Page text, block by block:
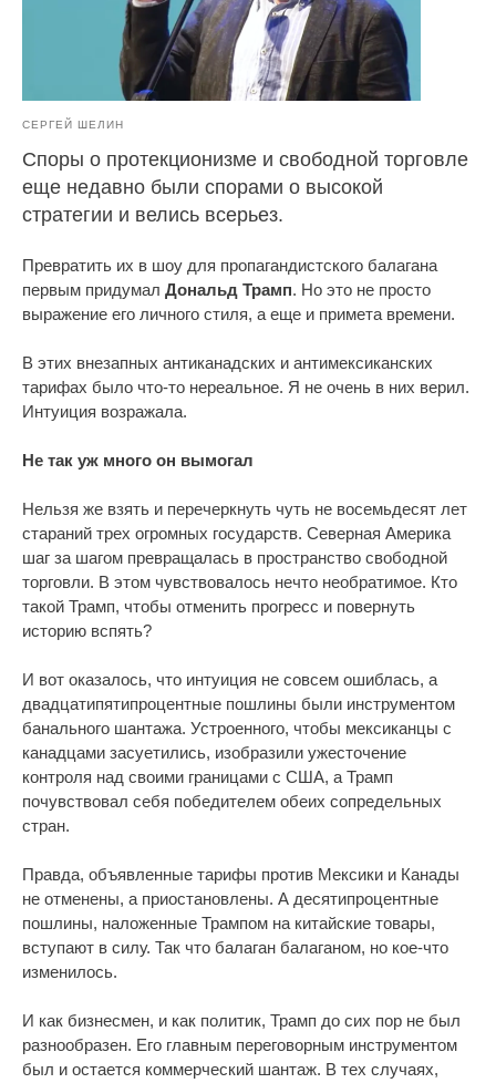
СЕРГЕЙ ШЕЛИН
Споры о протекционизме и свободной торговле
еще недавно были спорами о высокой
стратегии и велись всерьез.
Превратить их в шоу для пропагандистского балагана
первым придумал Дональд Трамп. Но это не просто
выражение его личного стиля, а еще и примета времени.
В этих внезапных антиканадских и антимексиканских
тарифах было что-то нереальное. Я не очень в них верил.
Интуиция возражала.
Не так уж много он вымогал
Нельзя же взять и перечеркнуть чуть не восемьдесят лет
стараний трех огромных государств. Северная Америка
шаг за шагом превращалась в пространство свободной
торговли. В этом чувствовалось нечто необратимое. Кто
такой Трамп, чтобы отменить прогресс и повернуть
историю вспять?
И вот оказалось, что интуиция не совсем ошиблась, а
двадцатипятипроцентные пошлины были инструментом
банального шантажа. Устроенного, чтобы мексиканцы с
канадцами засуетились, изобразили ужесточение
контроля над своими границами с США, а Трамп
почувствовал себя победителем обеих сопредельных
стран.
Правда, объявленные тарифы против Мексики и Канады
не отменены, а приостановлены. А десятипроцентные
пошлины, наложенные Трампом на китайские товары,
вступают в силу. Так что балаган балаганом, но кое-что
изменилось.
И как бизнесмен, и как политик, Трамп до сих пор не был
разнообразен. Его главным переговорным инструментом
был и остается коммерческий шантаж. В тех случаях,